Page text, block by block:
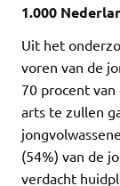
1.000
Uit het
voren van de
70 procent
arts te zullen
(54%) van de
verdacht